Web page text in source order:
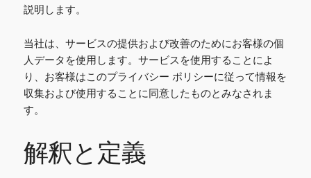
説明します。
当社は、サービスの提供および改善のためにお客様の個
人データを使用します。サービスを使用することによ
り、お客様はこのプライバシー ポリシーに従って情報を
収集および使用することに同意したものとみなされま
す。
解釈と定義